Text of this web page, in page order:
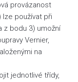
provázanost
lze používat při
z bodu 3) umožní
Vernier,
na
jednotlivé třídy,